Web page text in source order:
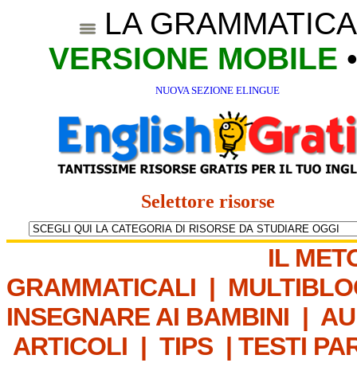
LA
VERSIONE MOBILE
NUOVA SEZIONE ELINGUE
Selettore risorse
IL
GRAMMATICALI |
INSEGNARE AI BAMBINI |
ARTICOLI | TIPS | TESTI